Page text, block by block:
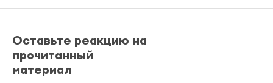
Оставьте реакцию на
прочитанный
материал